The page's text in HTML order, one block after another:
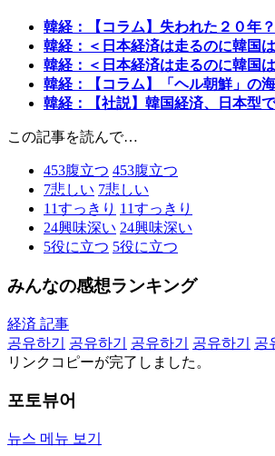
韓経：【コラム】失われた２０年
韓経：＜日本経済は走るのに韓国
韓経：＜日本経済は走るのに韓国
韓経：【コラム】「ヘル朝鮮」の
韓経：【社説】韓国経済、日本型
この記事を読んで…
453腹立つ 453腹立つ
7悲しい 7悲しい
11すっきり 11すっきり
24興味深い 24興味深い
5役に立つ 5役に立つ
みんなの感想ランキング
経済 記事
공유하기
공유하기 공유하기 공유하기
공
リンクコピーが完了しました。
포토뷰어
뉴스 메뉴 보기